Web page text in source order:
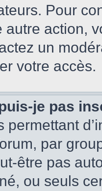
Pour
autre action,
un
votre accès.
je pas
permettant
par
être pas
ou seuls